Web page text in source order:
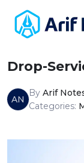
Drop-
AN
By Arif
Categories: